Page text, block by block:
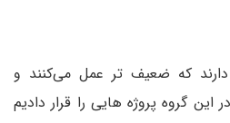
که ضعیف تر عمل می‌کنند و
این گروه پروژه هایی را قرار دادیم